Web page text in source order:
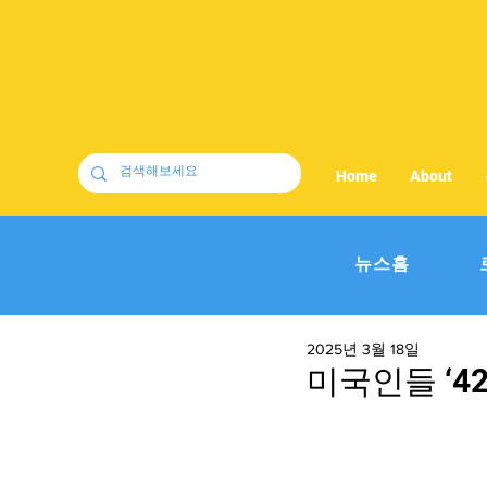
Home About
뉴스홈
미국인들
2025년 3월 18일